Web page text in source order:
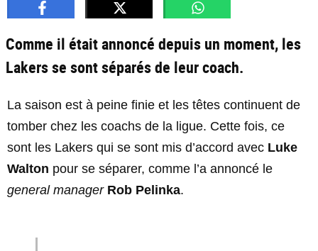
Comme il était annoncé depuis un moment, les
Lakers se sont séparés de leur coach.
La saison est à peine finie et les têtes continuent de
tomber chez les coachs de la ligue. Cette fois, ce
sont les Lakers qui se sont mis d’accord avec Luke
Walton pour se séparer, comme l’a annoncé le
general manager Rob Pelinka.